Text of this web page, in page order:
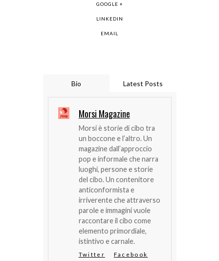
GOOGLE +
LINKEDIN
EMAIL
Bio Latest Posts
Morsi Magazine
Morsi è storie di cibo tra
un boccone e l’altro. Un
magazine dall’approccio
pop e informale che narra
luoghi, persone e storie
del cibo. Un contenitore
anticonformista e
irriverente che attraverso
parole e immagini vuole
raccontare il cibo come
elemento primordiale,
istintivo e carnale.
Twitter
Facebook